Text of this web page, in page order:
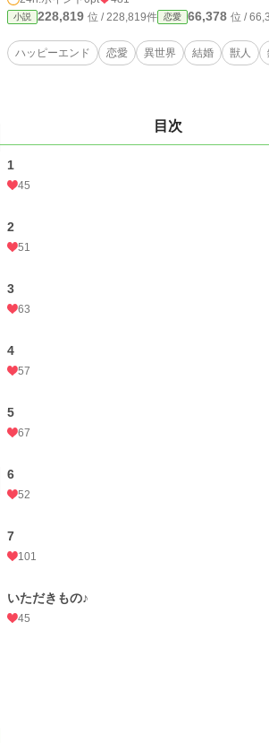
小説 228,819 位 / 228,819件 恋愛 66,378 位 /
ハッピーエンド 恋愛 異世界 結婚 獣人
目次
1
45
2
51
3
63
4
57
5
67
6
52
7
101
いただきもの♪
45